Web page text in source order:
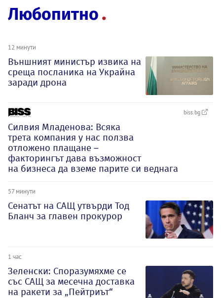
Любопитно
12 минути
Външният министър извика на
среща посланика на Украйна
заради дрона
biss.bg
Силвия Младенова: Всяка
трета компания у нас ползва
отложено плащане –
факторингът дава възможност
на бизнеса да вземе парите си веднага
57 минути
Сенатът на САЩ утвърди Тод
Бланч за главен прокурор
1 час
Зеленски: Споразумяхме се
със САЩ за месечна доставка
на ракети за „Пейтриът“